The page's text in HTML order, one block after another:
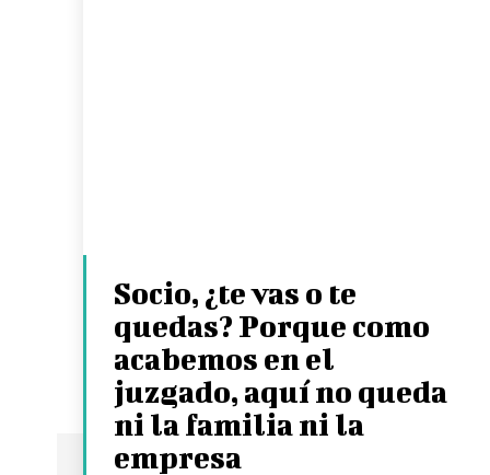
Socio, ¿te vas o te
quedas? Porque como
acabemos en el
juzgado, aquí no queda
ni la familia ni la
empresa